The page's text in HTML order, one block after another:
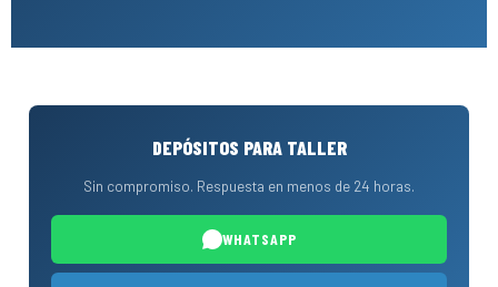
DEPÓSITOS PARA TALLER
Sin compromiso. Respuesta en menos de 24 horas.
WHATSAPP